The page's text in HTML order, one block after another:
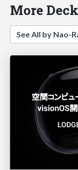
More
See All by Nao-